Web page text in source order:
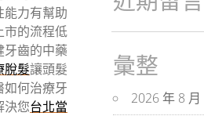
力有幫助
市的流程低
牙齒的中藥
脫髮讓頭髮
何治療牙
決您台北當
彙整
2026 年 8 月